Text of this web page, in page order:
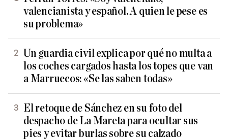
valencianista y español. A quien le pese es
su problema»
Un guardia civil explica por qué no multa a
los coches cargados hasta los topes que van
a Marruecos: «Se las saben todas»
El retoque de Sánchez en su foto del
despacho de La Mareta para ocultar sus
pies y evitar burlas sobre su calzado